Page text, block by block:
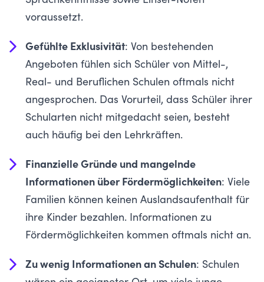
voraussetzt.
Gefühlte Exklusivität: Von bestehenden
Angeboten fühlen sich Schüler von Mittel-,
Real- und Beruflichen Schulen oftmals nicht
angesprochen. Das Vorurteil, dass Schüler ihrer
Schularten nicht mitgedacht seien, besteht
auch häufig bei den Lehrkräften.
Finanzielle Gründe und mangelnde
Informationen über Fördermöglichkeiten: Viele
Familien können keinen Auslandsaufenthalt für
ihre Kinder bezahlen. Informationen zu
Fördermöglichkeiten kommen oftmals nicht an.
Zu wenig Informationen an Schulen: Schulen